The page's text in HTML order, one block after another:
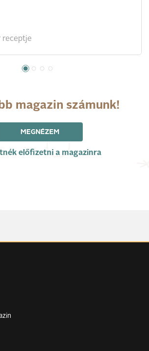
receptje
magazin számunk!
MEGNÉZEM
előfizetni a magazinra